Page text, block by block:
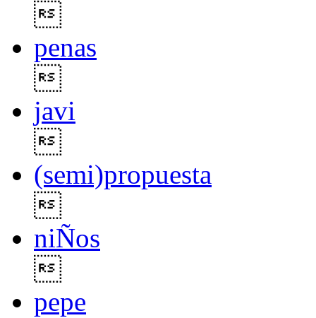
penas
javi
(semi)propuesta
niÑos
pepe